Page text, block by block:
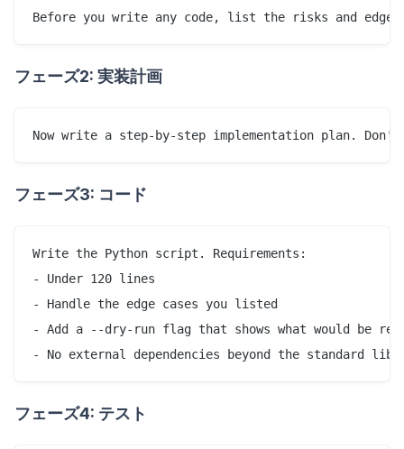
フェーズ2: 実装計画
フェーズ3: コード
Write the Python script. Requirements:
- Under 120 lines
- Handle the edge cases you listed
- Add a --dry-run flag that shows what would be
フェーズ4: テスト